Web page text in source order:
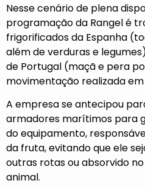
Nesse cenário de plena
programação da Rangel é
frigorificados da Espanha
além de verduras e
de Portugal (maçã e pera
movimentação realizada em
A empresa se antecipou
armadores marítimos para
do equipamento,
da fruta, evitando que ele
outras rotas ou absorvido
animal.